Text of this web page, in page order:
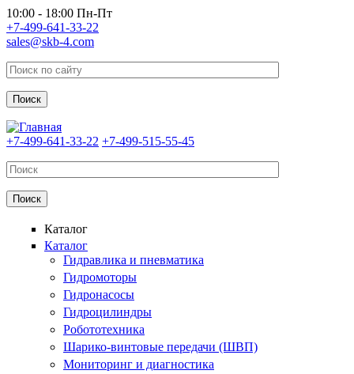
Перейти к основному содержанию
10:00 - 18:00 Пн-Пт
+7-499-641-33-22
sales@skb-4.com
+7-499-641-33-22 +7-499-515-55-45
Каталог
Каталог
Гидравлика и пневматика
Гидромоторы
Гидронасосы
Гидроцилиндры
Робототехника
Шарико-винтовые передачи (ШВП)
Мониторинг и диагностика